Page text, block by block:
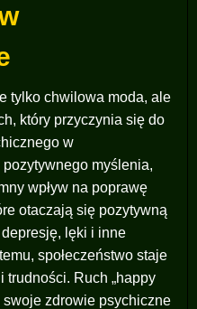
tylko chwilowa moda, ale
który przyczynia się do
w
myślenia,
wpływ na poprawę
otaczają się pozytywną
lęki i inne
społeczeństwo staje
trudności. Ruch „happy
swoje zdrowie psychiczne